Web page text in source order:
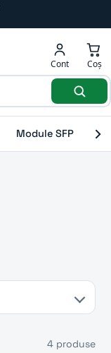
Cont Coș
Module SFP
4 produse